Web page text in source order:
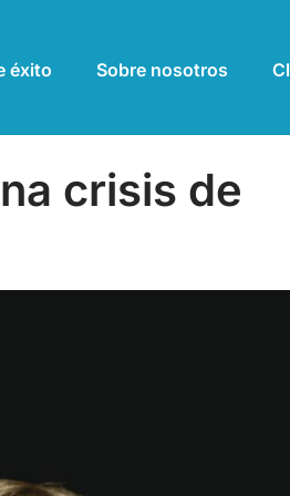
éxito Sobre nosotros
crisis de